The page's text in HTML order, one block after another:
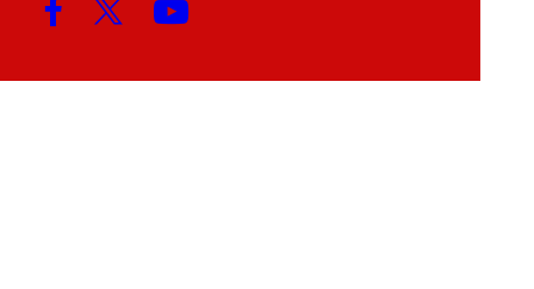
MENU